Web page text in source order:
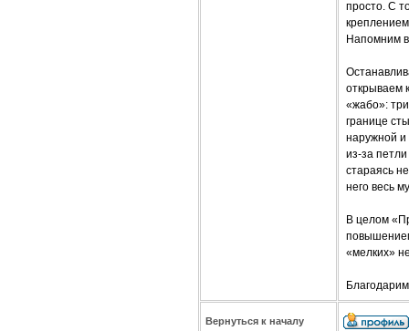
просто. С
Напомним
открываем
«жабо»:
границе
наружной и
из-за
стараясь
него весь
В целом
«мелких»
Вернуться к началу